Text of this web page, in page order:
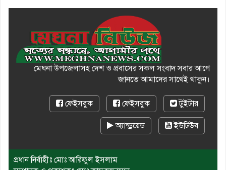
মেঘনা উপজেলাসহ দেশ ও প্রবাসের সকল সংবাদ সবার আগে
জানতে আমাদের সাথেই থাকুন।
ফেইসবুক ফেইসবুক টুইটার
অ্যান্ড্রয়েড ইউটিউব
প্রধান নির্বাহীঃ মোঃ আরিফুল ইসলাম